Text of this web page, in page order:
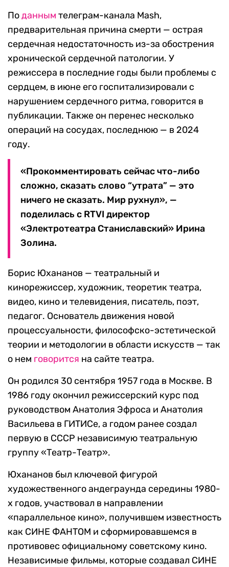
Поданным телеграм-канала Mash,
предварительная причина смерти — острая
сердечная недостаточность из-за обострения
хронической сердечной патологии. У
режиссера в последние годы были проблемы с
сердцем, в июне его госпитализировали с
нарушением сердечного ритма, говорится в
публикации. Также он перенес несколько
операций на сосудах, последнюю — в 2024
году.
«Прокомментировать сейчас что-либо
сложно, сказать слово “утрата” — это
ничего не сказать. Мир рухнул», —
поделилась с RTVI директор
«Электротеатра Станиславский» Ирина
Золина.
Борис Юхананов — театральный и
кинорежиссер, художник, теоретик театра,
видео, кино и телевидения, писатель, поэт,
педагог. Основатель движения новой
процессуальности, философско-эстетической
теории и методологии в области искусств — так
о нем говорится на сайте театра.
Он родился 30 сентября 1957 года в Москве. В
1986 году окончил режиссерский курс под
руководством Анатолия Эфроса и Анатолия
Васильева в ГИТИСе, а годом ранее создал
первую в СССР независимую театральную
группу «Театр-Театр».
Юхананов был ключевой фигурой
художественного андеграунда середины 1980-
х годов, участвовал в направлении
«параллельное кино», получившем известность
как СИНЕ ФАНТОМ и сформировавшемся в
противовес официальному советскому кино.
Независимые фильмы, которые создавал СИНЕ